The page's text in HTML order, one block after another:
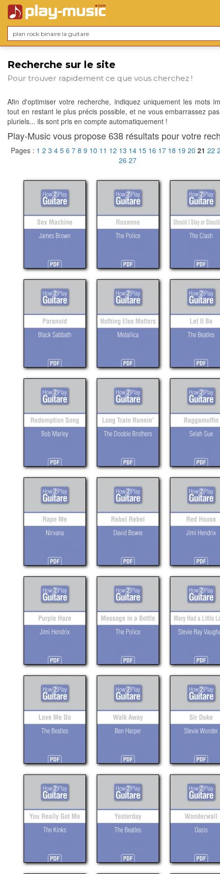
Recherche sur le site
Pour trouver rapidement ce que vous cherchez !
Afin d'optimiser votre recherche, indiquez uniquement les mots
tout en restant le plus précis possible, et ne vous embarrassez
pluriels... ils sont pris en compte automatiquement !
Play-Music vous propose 638 résultats pour votre
Pages : 1 2 3 4 5 6 7 8 9 10 11 12 13 14 15 16 17 18 19 20 21 22
26 27